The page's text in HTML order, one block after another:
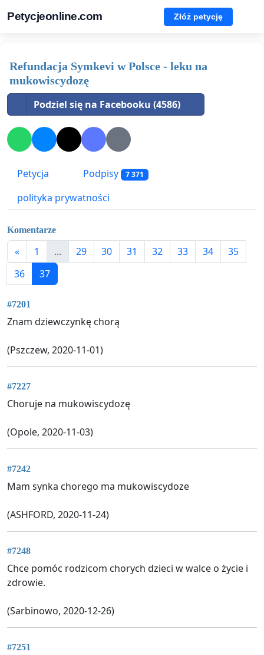
Petycjeonline.com Złóż petycję
Refundacja Symkevi w Polsce - leku na
mukowiscydozę
Podziel się na Facebooku (4586)
Petycja Podpisy 7 371
polityka prywatności
Komentarze
« 1 ... 29 30 31 32 33 34
35
36
37
#7201
Znam dziewczynkę chorą
(Pszczew, 2020-11-01)
#7227
Choruje na mukowiscydozę
(Opole, 2020-11-03)
#7242
Mam synka chorego ma mukowiscydoze
(ASHFORD, 2020-11-24)
#7248
Chce pomóc rodzicom chorych dzieci w walce o życie i
zdrowie.
(Sarbinowo, 2020-12-26)
#7251